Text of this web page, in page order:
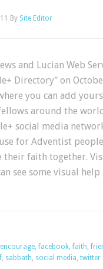
By Site Editor
and Lucian Web
Directory" on
you can add
around the
social media
for Adventist
their faith together.
see some visual
encourage,facebook,faith,
, sabbath, social media, twitter